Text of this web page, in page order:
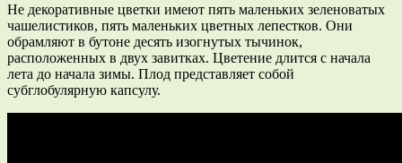
Не декоративные цветки имеют пять маленьких зеленоватых
чашелистиков, пять маленьких цветных лепестков. Они
обрамляют в бутоне десять изогнутых тычинок,
расположенных в двух завитках. Цветение длится с начала
лета до начала зимы. Плод представляет собой
субглобулярную капсулу.